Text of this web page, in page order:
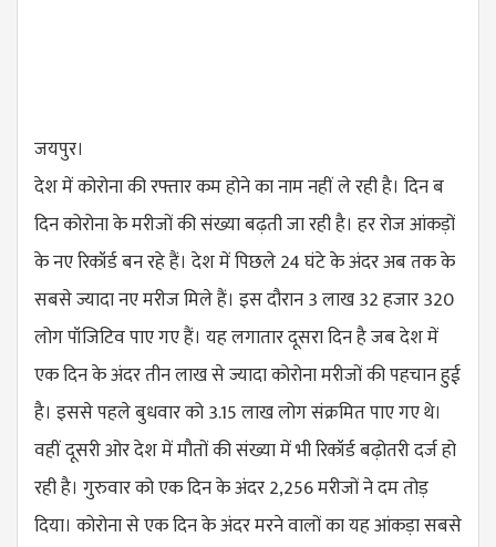
जयपुर।
देश में कोरोना की रफ्तार कम होने का नाम नहीं ले रही है। दिन ब
दिन कोरोना के मरीजों की संख्या बढ़ती जा रही है। हर रोज आंकड़ों
के नए रिकॉर्ड बन रहे हैं। देश में पिछले 24 घंटे के अंदर अब तक के
सबसे ज्यादा नए मरीज मिले हैं। इस दौरान 3 लाख 32 हजार 320
लोग पॉजिटिव पाए गए हैं। यह लगातार दूसरा दिन है जब देश में
एक दिन के अंदर तीन लाख से ज्यादा कोरोना मरीजों की पहचान हुई
है। इससे पहले बुधवार को 3.15 लाख लोग संक्रमित पाए गए थे।
वहीं दूसरी ओर देश में मौतों की संख्या में भी रिकॉर्ड बढ़ोतरी दर्ज हो
रही है। गुरुवार को एक दिन के अंदर 2,256 मरीजों ने दम तोड़
दिया। कोरोना से एक दिन के अंदर मरने वालों का यह आंकड़ा सबसे